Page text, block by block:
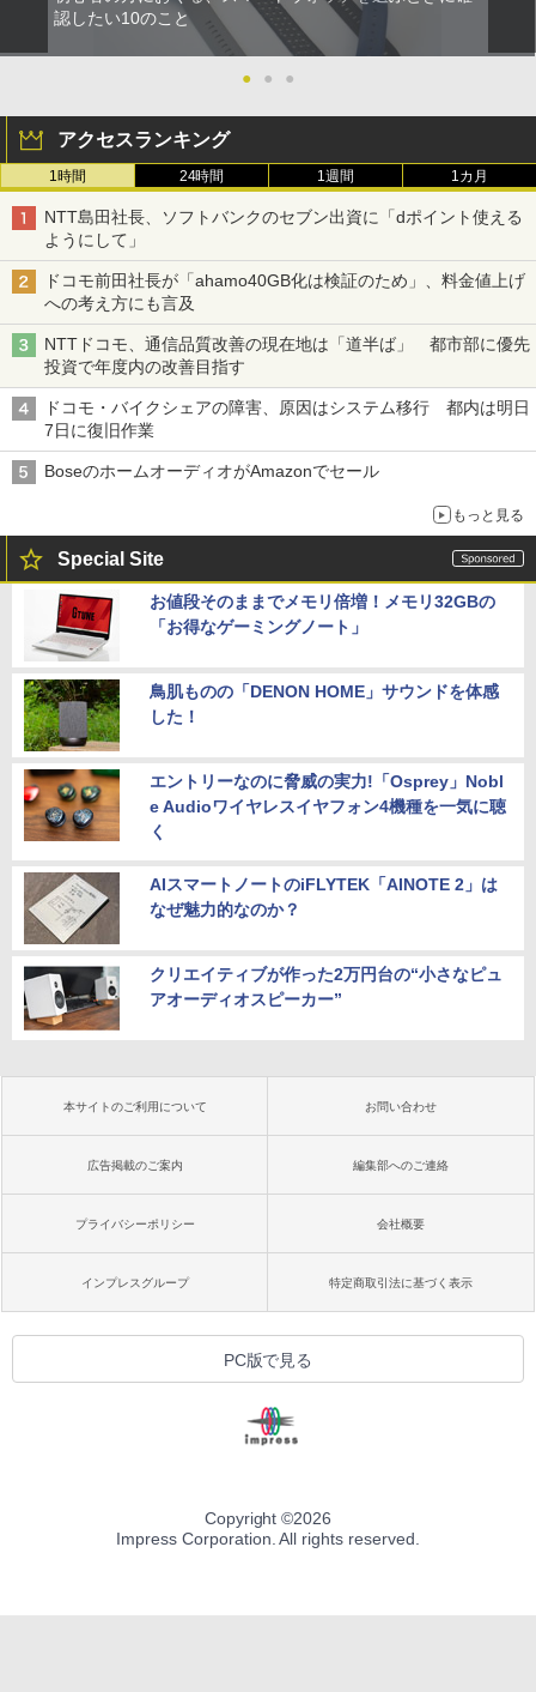
認したい10のこと
● ● ●
アクセスランキング
1時間 24時間 1週間 1カ月
NTT島田社長、ソフトバンクのセブン出資に「dポイント使える
ようにして」
ドコモ前田社長が「ahamo40GB化は検証のため」、料金値上げ
への考え方にも言及
NTTドコモ、通信品質改善の現在地は「道半ば」 都市部に優先
投資で年度内の改善目指す
ドコモ・バイクシェアの障害、原因はシステム移行 都内は明日
7日に復旧作業
BoseのホームオーディオがAmazonでセール
もっと見る
Special Site
お値段そのままでメモリ倍増！メモリ32GBの
「お得なゲーミングノート」
鳥肌ものの「DENON HOME」サウンドを体感
した！
エントリーなのに脅威の実力!「Osprey」Nobl
e Audioワイヤレスイヤフォン4機種を一気に聴
く
AIスマートノートのiFLYTEK「AINOTE 2」は
なぜ魅力的なのか？
クリエイティブが作った2万円台の“小さなピュ
アオーディオスピーカー”
本サイトのご利用について お問い合わせ
広告掲載のご案内 編集部へのご連絡
プライバシーポリシー 会社概要
インプレスグループ 特定商取引法に基づく表示
PC版で見る
Copyright ©2026
Impress Corporation. All rights reserved.